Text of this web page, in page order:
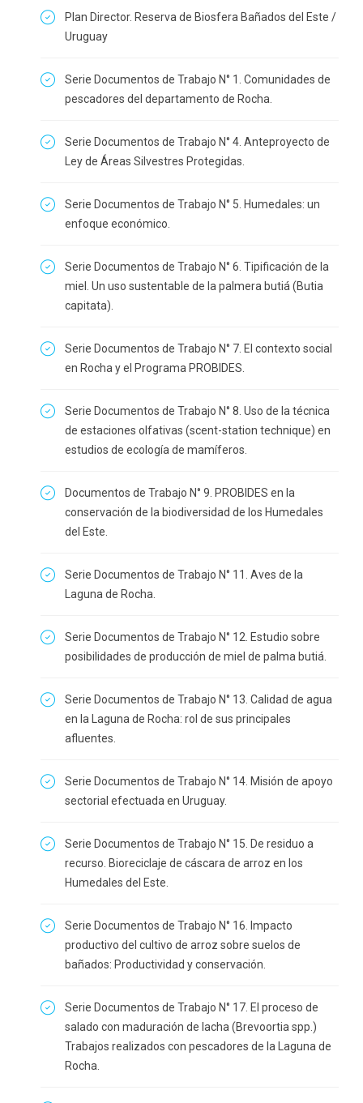
Plan Director. Reserva de Biosfera Bañados del Este /
Uruguay
Serie Documentos de Trabajo N° 1. Comunidades de
pescadores del departamento de Rocha.
Serie Documentos de Trabajo N° 4. Anteproyecto de
Ley de Áreas Silvestres Protegidas.
Serie Documentos de Trabajo N° 5. Humedales: un
enfoque económico.
Serie Documentos de Trabajo N° 6. Tipificación de la
miel. Un uso sustentable de la palmera butiá (Butia
capitata).
Serie Documentos de Trabajo N° 7. El contexto social
en Rocha y el Programa PROBIDES.
Serie Documentos de Trabajo N° 8. Uso de la técnica
de estaciones olfativas (scent-station technique) en
estudios de ecología de mamíferos.
Documentos de Trabajo N° 9. PROBIDES en la
conservación de la biodiversidad de los Humedales
del Este.
Serie Documentos de Trabajo N° 11. Aves de la
Laguna de Rocha.
Serie Documentos de Trabajo N° 12. Estudio sobre
posibilidades de producción de miel de palma butiá.
Serie Documentos de Trabajo N° 13. Calidad de agua
en la Laguna de Rocha: rol de sus principales
afluentes.
Serie Documentos de Trabajo N° 14. Misión de apoyo
sectorial efectuada en Uruguay.
Serie Documentos de Trabajo N° 15. De residuo a
recurso. Bioreciclaje de cáscara de arroz en los
Humedales del Este.
Serie Documentos de Trabajo N° 16. Impacto
productivo del cultivo de arroz sobre suelos de
bañados: Productividad y conservación.
Serie Documentos de Trabajo N° 17. El proceso de
salado con maduración de lacha (Brevoortia spp.)
Trabajos realizados con pescadores de la Laguna de
Rocha.